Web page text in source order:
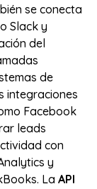
se conecta
Slack y
del
de
integraciones
Facebook
leads
con
y
La API